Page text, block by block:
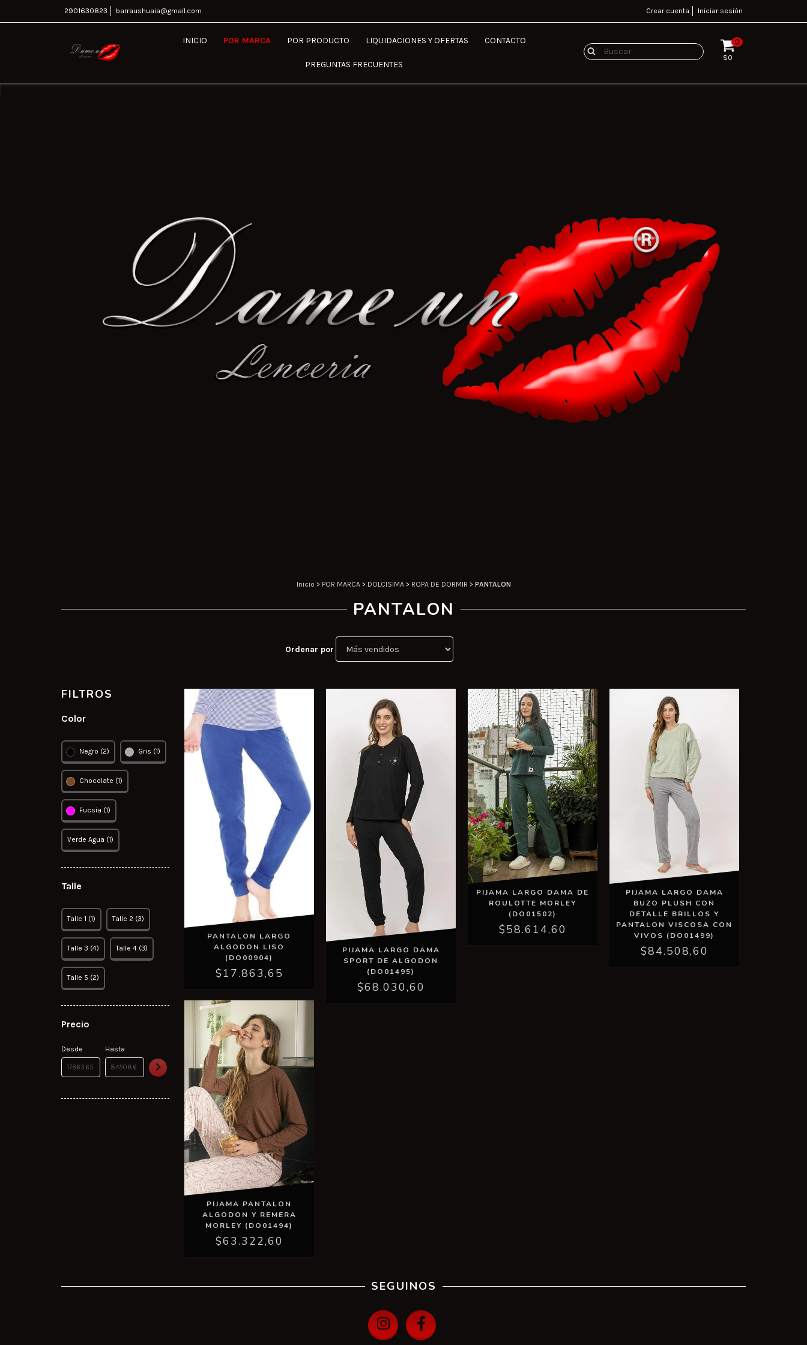
2901630823 barraushuaia@gmail.com Crear cuenta Iniciar sesión
INICIO POR MARCA POR PRODUCTO LIQUIDACIONES Y OFERTAS CONTACTO
PREGUNTAS FRECUENTES
0
$0
Inicio > POR MARCA > DOLCISIMA > ROPA DE DORMIR > PANTALON
PANTALON
Ordenar por
FILTROS
Color
Negro (2) Gris (1)
Chocolate (1)
Fucsia (1)
Verde Agua (1)
Talle
Talle 1 (1) Talle 2 (3)
Talle 3 (4) Talle 4 (3)
Talle 5 (2)
Precio
Desde Hasta
PANTALON LARGO
ALGODON LISO
(DO00904)
$17.863,65
PIJAMA LARGO DAMA
SPORT DE ALGODON
(DO01495)
$68.030,60
PIJAMA LARGO DAMA DE
ROULOTTE MORLEY
(DO01502)
$58.614,60
PIJAMA LARGO DAMA
BUZO PLUSH CON
DETALLE BRILLOS Y
PANTALON VISCOSA CON
VIVOS (DO01499)
$84.508,60
PIJAMA PANTALON
ALGODON Y REMERA
MORLEY (DO01494)
$63.322,60
SEGUINOS